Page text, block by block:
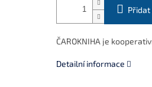
Přidat
ČAROKNIHA je
Detailní informace